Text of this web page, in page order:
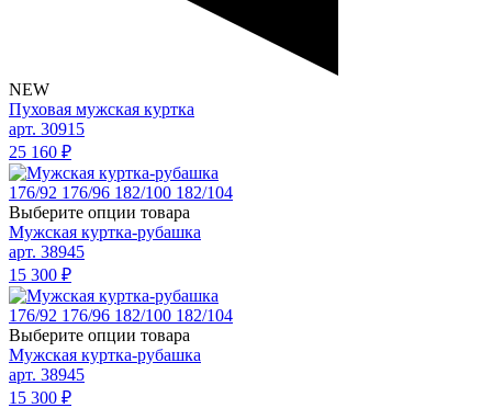
NEW
Пуховая мужская куртка
арт. 30915
25 160 ₽
176/92 176/96 182/100 182/104
Выберите опции товара
Мужская куртка-рубашка
арт. 38945
15 300 ₽
176/92 176/96 182/100 182/104
Выберите опции товара
Мужская куртка-рубашка
арт. 38945
15 300 ₽